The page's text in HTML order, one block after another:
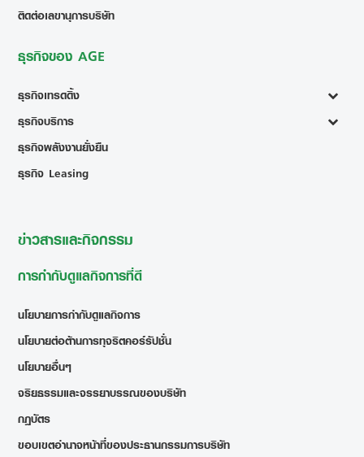
ติดต่อเลขานุการบริษัท
ธุรกิจของ AGE
ธุรกิจเทรดดิ้ง
ธุรกิจบริการ
ธุรกิจพลังงานยั่งยืน
ธุรกิจ Leasing
ข่าวสารและกิจกรรม
การกำกับดูแลกิจการที่ดี
นโยบายการกำกับดูแลกิจการ
นโยบายต่อต้านการทุจริตคอร์รัปชั่น
นโยบายอื่นๆ
จริยธรรมและจรรยาบรรณของบริษัท
กฎบัตร
ขอบเขตอำนาจหน้าที่ของประธานกรรมการบริษัท